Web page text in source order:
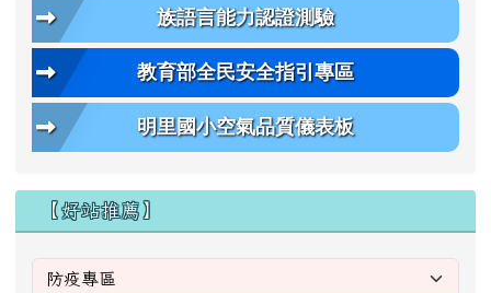
族語言能力認證測驗
教育部全民安全指引專區
明里國小空氣品質儀表板
【好站推薦】